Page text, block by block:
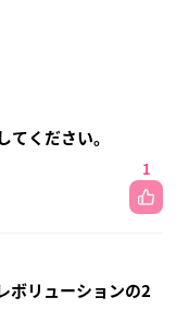
てください。
1
ボリューションの2